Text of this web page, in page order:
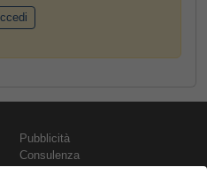
Pubblicità
Consulenza